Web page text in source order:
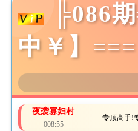
╠086
中￥】===
夜袭寡妇村
008:55
专顶高手!